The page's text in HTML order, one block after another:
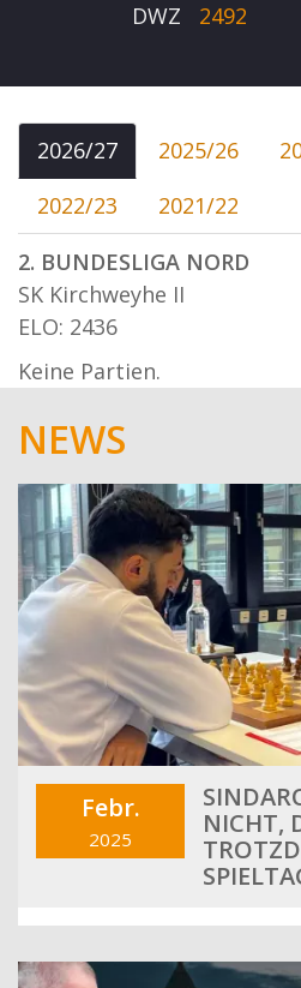
DWZ
2492
2026/27 2025/26
2022/23
2021/22
2. BUNDESLIGA NORD
SK Kirchweyhe II
ELO: 2436
Keine Partien.
NEWS
Febr.
2025
NICHT,